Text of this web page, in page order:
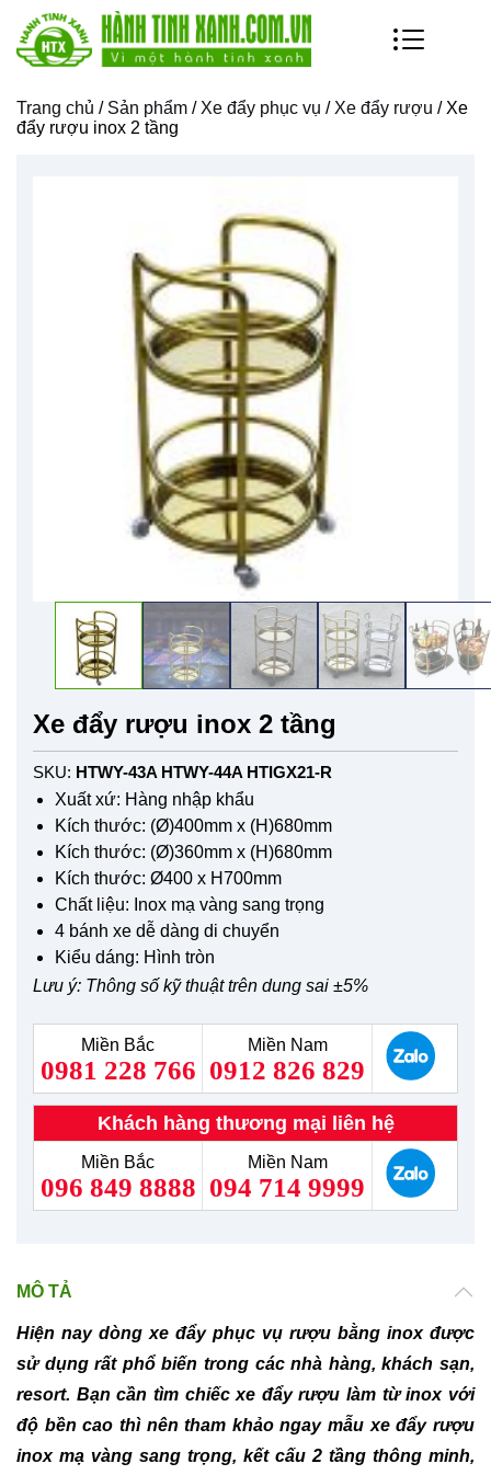
Trang chủ / Sản phẩm / Xe đẩy phục vụ / Xe đẩy rượu / Xe
đẩy rượu inox 2 tầng
Xe đẩy rượu inox 2 tầng
SKU: HTWY-43A HTWY-44A HTIGX21-R
Xuất xứ: Hàng nhập khẩu
Kích thước: (Ø)400mm x (H)680mm
Kích thước: (Ø)360mm x (H)680mm
Kích thước: Ø400 x H700mm
Chất liệu: Inox mạ vàng sang trọng
4 bánh xe dễ dàng di chuyển
Kiểu dáng: Hình tròn
Lưu ý: Thông số kỹ thuật trên dung sai ±5%
Miền Bắc
0981 228 766
Miền Nam
0912 826 829
Khách hàng thương mại liên hệ
Miền Bắc
096 849 8888
Miền Nam
094 714 9999
MÔ TẢ
Hiện nay dòng xe đẩy phục vụ rượu bằng inox được
sử dụng rất phổ biến trong các nhà hàng, khách sạn,
resort. Bạn cần tìm chiếc xe đẩy rượu làm từ inox với
độ bền cao thì nên tham khảo ngay mẫu xe đẩy rượu
inox mạ vàng sang trọng, kết cấu 2 tầng thông minh,